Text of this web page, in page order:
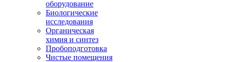
оборудование
Биологические
исследования
Органическая
химия и синтез
Пробоподготовка
Чистые помещения